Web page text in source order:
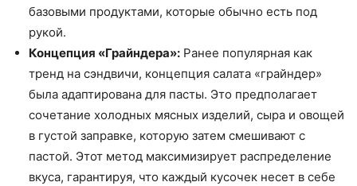
базовыми продуктами, которые обычно есть под
рукой.
Концепция «Грайндера»: Ранее популярная как
тренд на сэндвичи, концепция салата «грайндер»
была адаптирована для пасты. Это предполагает
сочетание холодных мясных изделий, сыра и овощей
в густой заправке, которую затем смешивают с
пастой. Этот метод максимизирует распределение
вкуса, гарантируя, что каждый кусочек несет в себе